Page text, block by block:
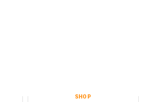
SHOP